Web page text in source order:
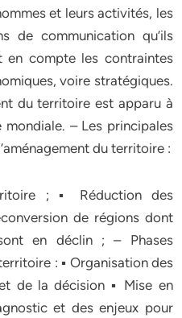
et leurs activités, les
de communication qu’ils
en compte les contraintes
voire stratégiques.
du territoire est apparu à
– Les principales
du territoire :
; ▪ Réduction des
de régions dont
en déclin ; – Phases
: ▪ Organisation des
de la décision ▪ Mise en
et des enjeux pour